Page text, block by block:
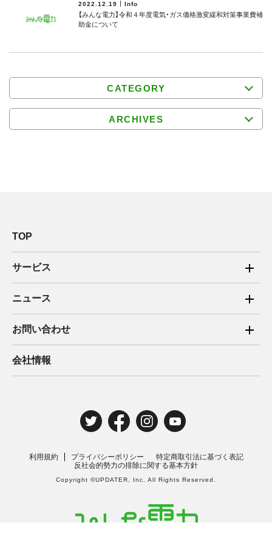
2022.12.19 Info
【みんな電力】令和４年度電気・ガス価格激変緩和対策事業費補
助⾦について
CATEGORY
ARCHIVES
TOP
サービス
ご家庭向け電力サービス
法人向け脱炭素サービス
住宅用太陽光売電 卒FIT
ニュース
2025年
2024年
2019年
お問い合わせ
ご家庭向け電力サービス・卒FIT電気の売電
法人向け脱炭素サービス・新電力向けサービス
電気工事のお申込み
会社情報
利用規約 プライバシーポリシー
特定商取引法に基づく表記
反社会的勢力の排除に関する基本方針
Copyright ©UPDATER, Inc. All Rights Reserved.